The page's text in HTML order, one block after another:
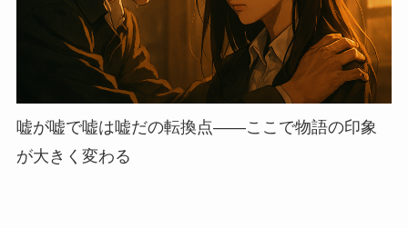
嘘が嘘で嘘は嘘だの転換点——ここで物語の印象
が大きく変わる